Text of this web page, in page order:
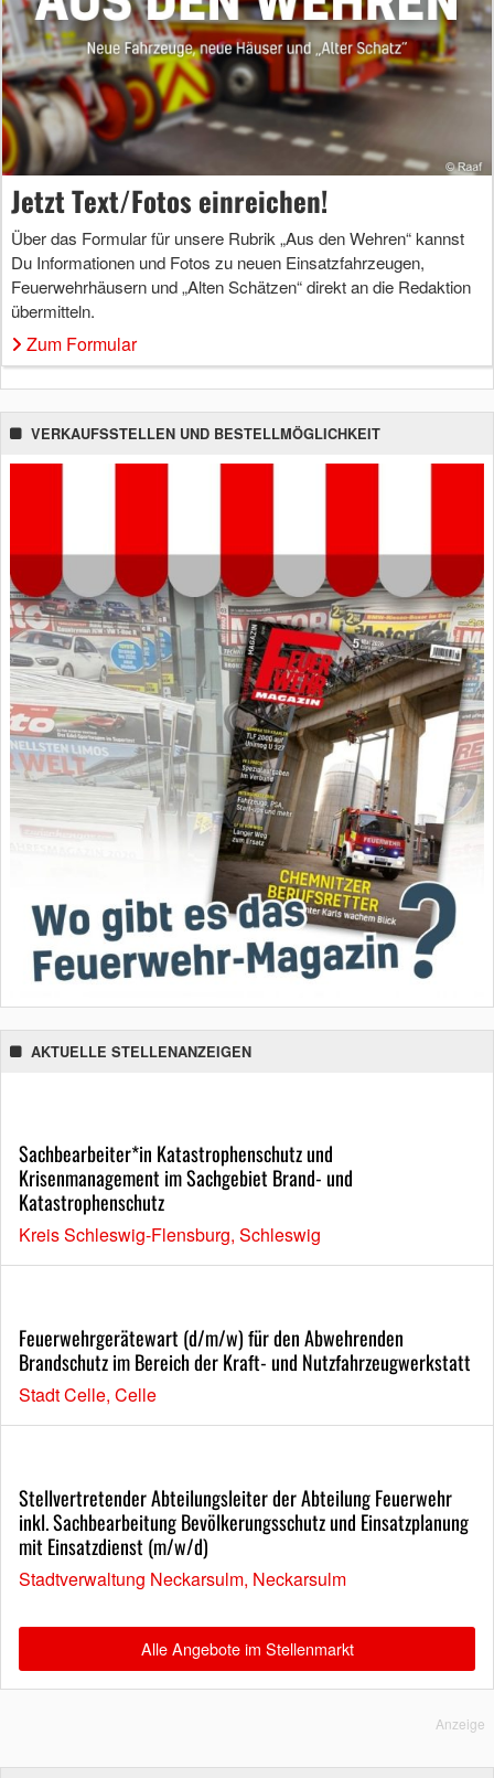
Jetzt Text/Fotos einreichen!
Über das Formular für unsere Rubrik „Aus den Wehren“ kannst
Du Informationen und Fotos zu neuen Einsatzfahrzeugen,
Feuerwehrhäusern und „Alten Schätzen“ direkt an die Redaktion
übermitteln.
Zum Formular
VERKAUFSSTELLEN UND BESTELLMÖGLICHKEIT
AKTUELLE STELLENANZEIGEN
Sachbearbeiter*in Katastrophenschutz und
Krisenmanagement im Sachgebiet Brand- und
Katastrophenschutz
Kreis Schleswig-Flensburg, Schleswig
Feuerwehrgerätewart (d/m/w) für den Abwehrenden
Brandschutz im Bereich der Kraft- und Nutzfahrzeugwerkstatt
Stadt Celle, Celle
Stellvertretender Abteilungsleiter der Abteilung Feuerwehr
inkl. Sachbearbeitung Bevölkerungsschutz und Einsatzplanung
mit Einsatzdienst (m/w/d)
Stadtverwaltung Neckarsulm, Neckarsulm
Alle Angebote im Stellenmarkt
Anzeige